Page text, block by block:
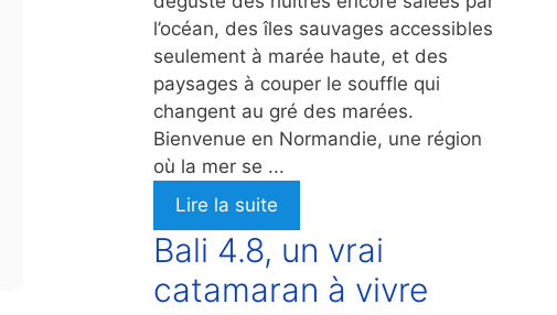
l’océan, des îles sauvages accessibles
seulement à marée haute, et des
paysages à couper le souffle qui
changent au gré des marées.
Bienvenue en Normandie, une région
où la mer se ...
Lire la suite
Bali 4.8, un vrai
catamaran à vivre